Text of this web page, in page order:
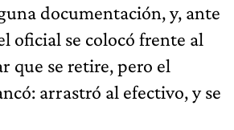
documentación, y, ante
oficial se colocó frente al
que se retire, pero el
arrastró al efectivo, y se